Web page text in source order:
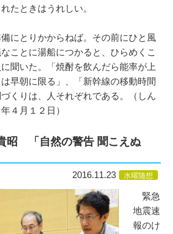
たときはうれしい。
にとりかからねば。その前にひと風
ことに湯船につかると、ひらめくこ
聞いた。「焼酎を飲んだら能率が上
早朝に限る」、「新幹線の移動時間
くりは、人それぞれである。（しん
４月１２日）
昭 「自然の警告 聞こえぬ
2016.11.23 水曜随想
緊急
地震速
報のけ